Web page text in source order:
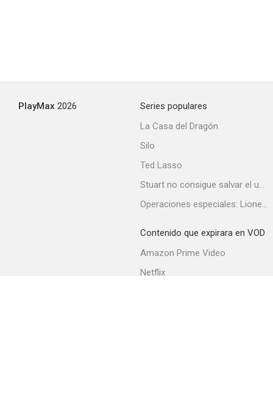
PlayMax 2026
Series populares
La Casa del Dragón
Silo
Ted Lasso
Stuart no consigue salvar el universo
Operaciones especiales: Lioness
Contenido que expirara en VOD
Amazon Prime Video
Netflix